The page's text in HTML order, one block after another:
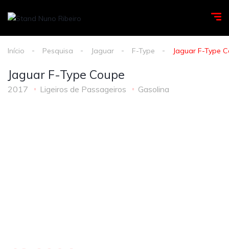
Início Pesquisa Jaguar F-Type Jaguar F-Type
Jaguar F-Type Coupe
2017 Ligeiros de Passageiros Gasolina